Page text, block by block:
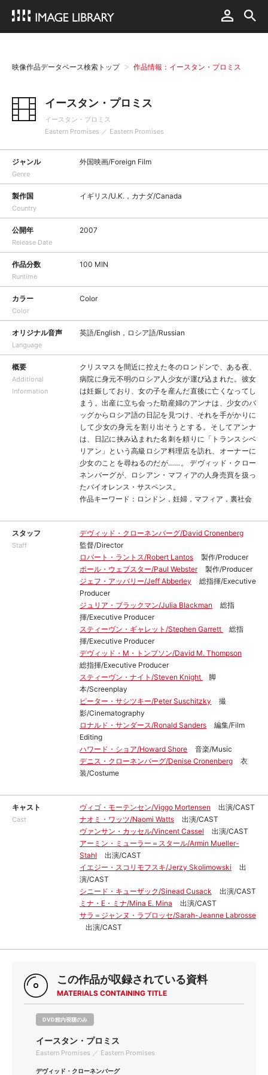
映像作品データベース検索トップ 作品情報：イースタン・プロミス
イースタン・プロミス
イースタン・プロミス
Eastern Promises ／ Eastern Promises
ジャンル
Genre
外国映画/Foreign Film
製作国
Country
イギリス/U.K.，カナダ/Canada
公開年
Release Date
2007
作品分数
Runtime
100 MIN
カラー
Color
Color
オリジナル音声
Language
英語/English，ロシア語/Russian
概要
Additional
Information
クリスマスを間近に控えた冬のロンドンで、ある夜、
病院に身元不明のロシア人少女が運び込まれた。彼女
は妊娠しており、女の子を産んだ直後に亡くなってし
まう。出産に立ち会った助産婦のアンナは、少女のバ
ッグからロシア語の日記を見つけ、それを手がかりに
して少女の身元を割り出そうとする。そしてアンナ
は、日記に挟み込まれた名刺を頼りに「トランスシベ
リアン」という高級ロシア料理店を訪れ、オーナーに
少女のことを尋ねるのだが……。 デヴィッド・クロー
ネンバーグが、ロシアン・マフィアの人身売買を扱っ
たバイオレンス・サスペンス。
作品キーワード：ロンドン，妊婦，マフィア，裏社会
スタッフ
Staff
デヴィッド・クローネンバーグ/David Cronenberg
監督/Director
ロバート・ラントス/Robert Lantos
製作/Producer
ポール・ウェブスター/Paul Webster
製作/Producer
ジェフ・アッバリー/Jeff Abberley
総指揮/Executive
Producer
ジュリア・ブラックマン/Julia Blackman
総指
揮/Executive Producer
スティーヴン・ギャレット/Stephen Garrett
総指
揮/Executive Producer
デヴィッド・М・トンプソン/David M. Thompson
総指揮/Executive Producer
スティーヴン・ナイト/Steven Knight
脚
本/Screenplay
ピーター・サシツキー/Peter Suschitzky
撮
影/Cinematography
ロナルド・サンダース/Ronald Sanders
編集/Film
Editing
ハワード・ショア/Howard Shore
音楽/Music
デニス・クローネンバーグ/Denise Cronenberg
衣
装/Costume
キャスト
Cast
ヴィゴ・モーテンセン/Viggo Mortensen
出演/CAST
ナオミ・ワッツ/Naomi Watts
出演/CAST
ヴァンサン・カッセル/Vincent Cassel
出演/CAST
アーミン・ミューラー＝スタール/Armin Mueller-
Stahl
出演/CAST
イエジー・スコリモフスキ/Jerzy Skolimowski
出
演/CAST
シニード・キューザック/Sinead Cusack
出演/CAST
ミナ・E・ミナ/Mina E. Mina
出演/CAST
サラ＝ジャンヌ・ラブロッセ/Sarah-Jeanne Labrosse
出演/CAST
この作品が収録されている資料
MATERIALS CONTAINING TITLE
DVD館内視聴のみ
イースタン・プロミス
Eastern Promises ／ Eastern Promises
デヴィッド・クローネンバーグ